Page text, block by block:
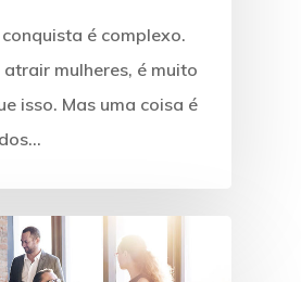
é complexo.
atrair mulheres, é muito
isso. Mas uma coisa é